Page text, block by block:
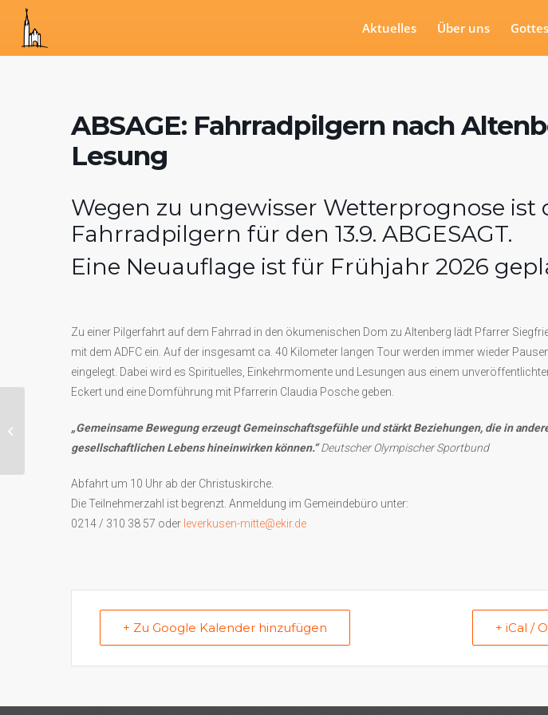
Aktuelles Über uns
ABSAGE: Fahrradpilgern nach
Lesung
Wegen zu ungewisser Wetterprognose ist
Fahrradpilgern für den 13.9. ABGESAGT.
Eine Neuauflage ist für Frühjahr 2026
Zu einer Pilgerfahrt auf dem Fahrrad in den ökumenischen Dom zu Altenberg lädt Pfarrer
mit dem ADFC ein. Auf der insgesamt ca. 40 Kilometer langen Tour werden immer wieder
eingelegt. Dabei wird es Spirituelles, Einkehrmomente und Lesungen aus einem
Eckert und eine Domführung mit Pfarrerin Claudia Posche geben.
„Gemeinsame Bewegung erzeugt Gemeinschaftsgefühle und stärkt Beziehungen, die in
gesellschaftlichen Lebens hineinwirken können.“Deutscher Olympischer Sportbund
Abfahrt um 10 Uhr ab der Christuskirche.
Die Teilnehmerzahl ist begrenzt. Anmeldung im Gemeindebüro unter:
0214 / 310 38 57 oder leverkusen-mitte@ekir.de
+ Zu Google Kalender hinzufügen + iCal /
Woche gegen Einsamkeit: